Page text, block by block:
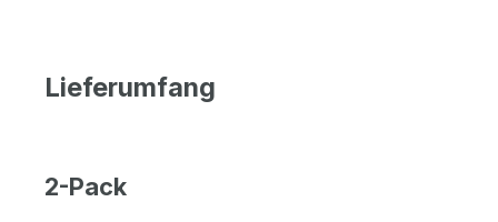
Lieferumfang
2-Pack